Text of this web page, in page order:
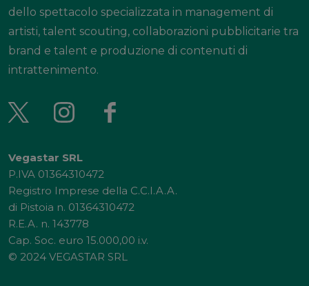
dello spettacolo specializzata in management di
artisti, talent scouting, collaborazioni pubblicitarie tra
brand e talent e produzione di contenuti di
intrattenimento.
Vegastar SRL
P.IVA 01364310472
Registro Imprese della C.C.I.A.A.
di Pistoia n. 01364310472
R.E.A. n. 143778
Cap. Soc. euro 15.000,00 i.v.
© 2024 VEGASTAR SRL